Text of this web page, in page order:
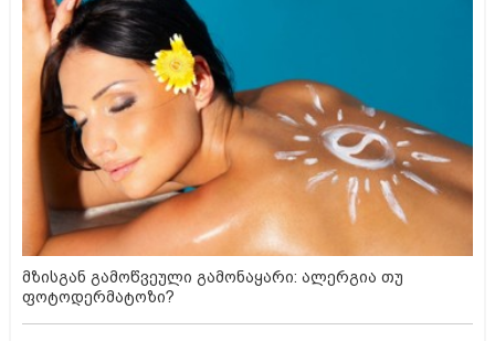
მზისგან გამოწვეული გამონაყარი: ალერგია თუ
ფოტოდერმატოზი?